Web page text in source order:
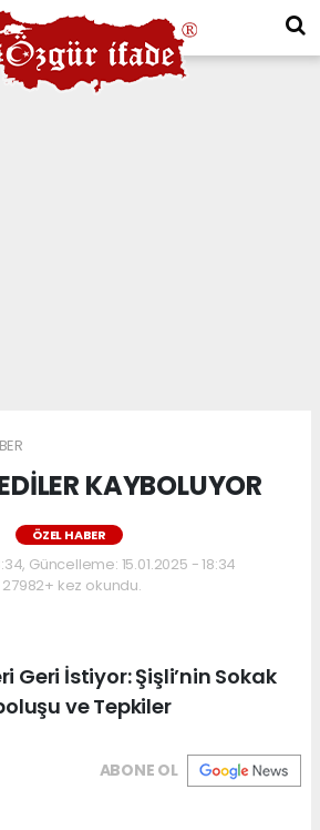
KAYBOLUYOR
ÖZEL HABER
Güncelleme: 15.01.2025 - 18:34
27982+ kez okundu.
Geri İstiyor: Şişli’nin Sokak
ve Tepkiler
ABONE OL